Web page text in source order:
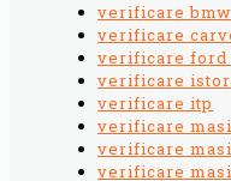
verificare
verificare
verificare ford
verificare
verificare itp
verificare
verificare
verificare